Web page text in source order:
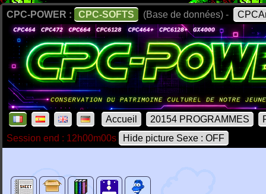
CPC-POWER : CPC-SOFTS (Base de données) -
Accueil 20154 PROGRAMMES
Session end : 12h00m00s
Hide picture Sexe : OFF